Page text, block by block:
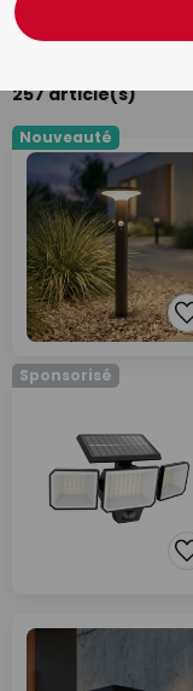
257 article(s)
Nouveauté
Sponsorisé